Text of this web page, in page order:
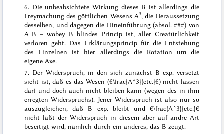
6. Die unbeabsichtete Wirkung dieses B ist allerdings die
Freymachung des göttlichen Wesens A3, die Heraussetzung
desselben, und dagegen die Hineinführung (absol.###) von
A=B – wobey B blindes Princip ist, aller Creatürlichkeit
verloren geht. Das Erklärungsprincip für die Entstehung
des Einzelnen ist hier allerdings die Rotation um die
eigene Axe.
7. Der Widerspruch, in den sich zunächst B exp. versetzt
sieht ist, daß es das Wesen (€\frac{A^3}{etc.}€) nicht lassen
darf und doch auch nicht bleiben kann (wegen des in ihm
erregten Widerspruchs). JenerWiderspruch ist also nur so
auszugleichen, daß B exp. bleibt und €\frac{A^3}{etc.}€
nicht läßt der Widerspruch in diesem aber auf andre Art
beseitigt wird, nämlich durch ein anderes, das B zeugt.